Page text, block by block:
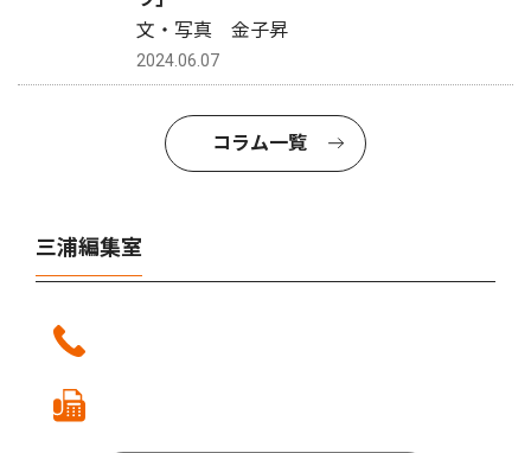
文・写真 金子昇
2024.06.07
コラム一覧
三浦編集室